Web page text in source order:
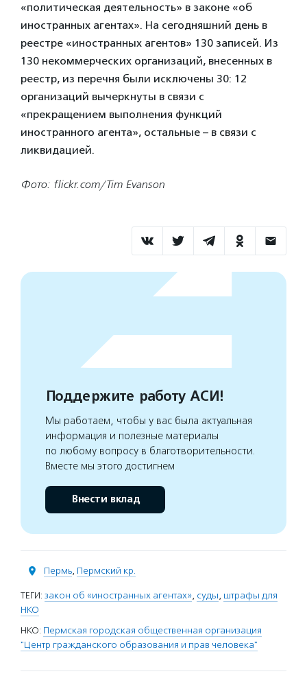
«политическая деятельность» в законе «об
иностранных агентах». На сегодняшний день в
реестре «иностранных агентов» 130 записей. Из
130 некоммерческих организаций, внесенных в
реестр, из перечня были исключены 30: 12
организаций вычеркнуты в связи с
«прекращением выполнения функций
иностранного агента», остальные – в связи с
ликвидацией.
Фото: flickr.com/Tim Evanson
Поддержите работу АСИ!
Мы работаем, чтобы у вас была актуальная
информация и полезные материалы
по любому вопросу в благотворительности.
Вместе мы этого достигнем
Внести вклад
Пермь, Пермский кр.
ТЕГИ: закон об «иностранных агентах», суды, штрафы для
НКО
НКО: Пермская городская общественная организация
"Центр гражданского образования и прав человека"